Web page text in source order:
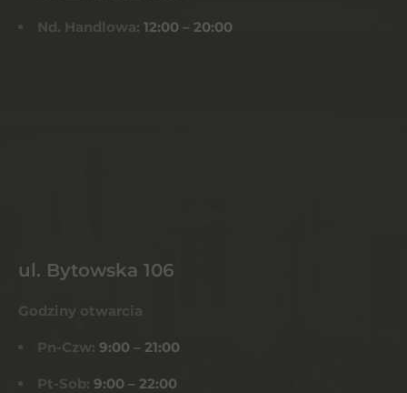
Nd. Handlowa: 12:00 – 20:00
ul. Bytowska 106
Godziny otwarcia
Pn-Czw: 9:00 – 21:00
Pt-Sob: 9:00 – 22:00